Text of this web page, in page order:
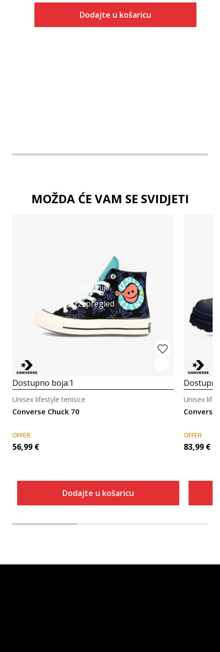
Dodajte u košaricu
MOŽDA ĆE VAM SE SVIDJETI
Detaljnije
Brzi pregled
Dostupno boja:1
Converse Chuck 70
Unisex lifestyle tenisice
OFFER
56,99 €
Dodajte u košaricu
Converse
Unisex
OFFER
83,99 €